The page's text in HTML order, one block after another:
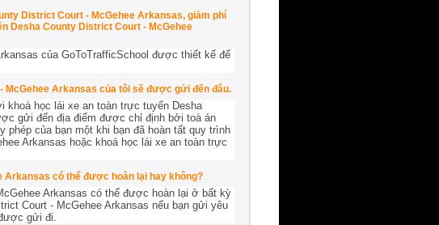
District Court - McGehee Arkansas, giảm phí
Desha County District Court - McGehee
của GoToTrafficSchool được thiết kế để
Arkansas của tôi sẽ được gửi đến đâu.
khoá học lái xe an toàn trực tuyến Desha
gửi đến địa điểm được chỉ định bởi toà án
của bạn một khi bạn đã hoàn tất quy trình
Arkansas hoặc khoá học lái xe an toàn trực
có thể được hoàn lại hay không?
Arkansas có thể được hoàn lại ở bất kỳ
Court - McGehee Arkansas nếu bạn gửi yêu
gửi đi.